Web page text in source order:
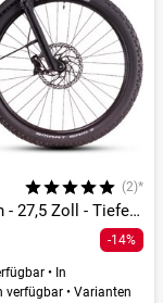
(2)*
Reaction Hybrid Race 800 Allroad - 800 Wh - 27,5 Zoll - Tiefeinsteiger
-14%
• In
verfügbar • Varianten